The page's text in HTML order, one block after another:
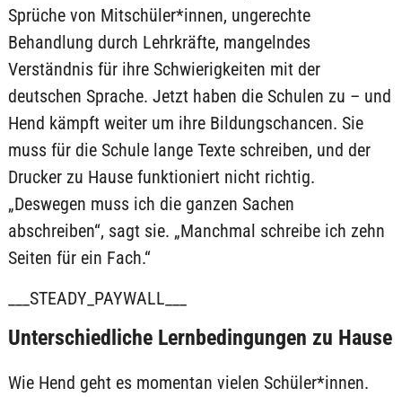
Sprüche von Mitschüler*innen, ungerechte
Behandlung durch Lehrkräfte, mangelndes
Verständnis für ihre Schwierigkeiten mit der
deutschen Sprache. Jetzt haben die Schulen zu – und
Hend kämpft weiter um ihre Bildungschancen. Sie
muss für die Schule lange Texte schreiben, und der
Drucker zu Hause funktioniert nicht richtig.
„Deswegen muss ich die ganzen Sachen
abschreiben“, sagt sie. „Manchmal schreibe ich zehn
Seiten für ein Fach.“
___STEADY_PAYWALL___
Unterschiedliche Lernbedingungen zu Hause
Wie Hend geht es momentan vielen Schüler*innen.